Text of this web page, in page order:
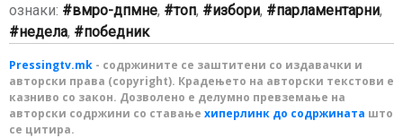
ознаки:
вмро-дпмне, топ, избори, парламентарни,
недела, победник
Pressingtv.mk - содржините се заштитени со издавачки и
авторски права (copyright). Крадењето на авторски текстови е
казниво со закон. Дозволено е делумно превземање на
авторски содржини со ставање хиперлинк до содржината што
се цитира.